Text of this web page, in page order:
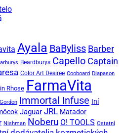
Ayala BaByliss Barber
Beardburys Capello Captain
Color Art Desiree Cooboard Diapason
Rhose FarmaVita
Gordon Immortal Infuse Iní
Jaguar JRL Matador
Nishman Noberu O! TOOLS Ostatní